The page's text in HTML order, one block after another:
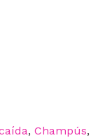
, Champús,